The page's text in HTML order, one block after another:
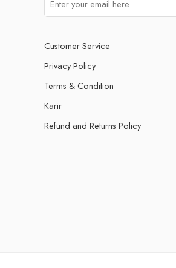
Customer Service
Privacy Policy
Terms & Condition
Karir
Refund and Returns Policy